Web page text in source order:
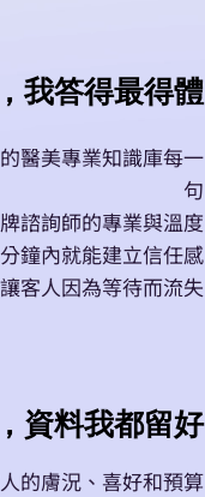
我答得最得體
醫美專業知識庫每一
句
諮詢師的專業與溫度
鐘內就能建立信任感
客人因為等待而流失
資料我都留好
的膚況、喜好和預算